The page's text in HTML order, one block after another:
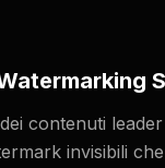
contenuti
invisibili che